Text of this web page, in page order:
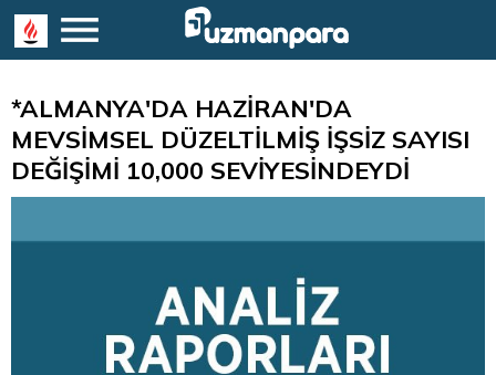
*ALMANYA'DA HAZİRAN'DA
MEVSİMSEL DÜZELTİLMİŞ İŞSİZ SAYISI
DEĞİŞİMİ 10,000 SEVİYESİNDEYDİ